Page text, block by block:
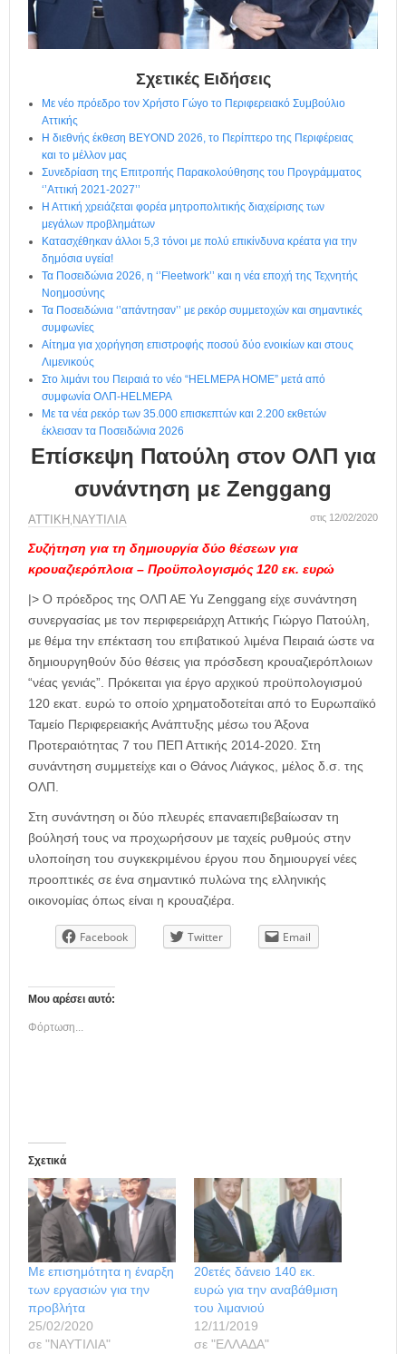
Σχετικές Ειδήσεις
Με νέο πρόεδρο τον Χρήστο Γώγο το Περιφερειακό Συμβούλιο
Αττικής
Η διεθνής έκθεση BEYOND 2026, το Περίπτερο της Περιφέρειας
και το μέλλον μας
Συνεδρίαση της Επιτροπής Παρακολούθησης του Προγράμματος
‘’Αττική 2021-2027’’
Η Αττική χρειάζεται φορέα μητροπολιτικής διαχείρισης των
μεγάλων προβλημάτων
Κατασχέθηκαν άλλοι 5,3 τόνοι με πολύ επικίνδυνα κρέατα για την
δημόσια υγεία!
Τα Ποσειδώνια 2026, η ‘’Fleetwork’’ και η νέα εποχή της Τεχνητής
Νοημοσύνης
Τα Ποσειδώνια ‘’απάντησαν’’ με ρεκόρ συμμετοχών και σημαντικές
συμφωνίες
Αίτημα για χορήγηση επιστροφής ποσού δύο ενοικίων και στους
Λιμενικούς
Στο λιμάνι του Πειραιά το νέο “HELMEPA HOME” μετά από
συμφωνία ΟΛΠ-HELMEPA
Με τα νέα ρεκόρ των 35.000 επισκεπτών και 2.200 εκθετών
έκλεισαν τα Ποσειδώνια 2026
Επίσκεψη Πατούλη στον ΟΛΠ για
συνάντηση με Zenggang
ΑΤΤΙΚΗ , ΝΑΥΤΙΛΙΑ στις 12/02/2020
Συζήτηση για τη δημιουργία δύο θέσεων για
κρουαζιερόπλοια – Προϋπολογισμός 120 εκ. ευρώ
|> Ο πρόεδρος της ΟΛΠ ΑΕ Yu Zenggang είχε συνάντηση
συνεργασίας με τον περιφερειάρχη Αττικής Γιώργο Πατούλη,
με θέμα την επέκταση του επιβατικού λιμένα Πειραιά ώστε να
δημιουργηθούν δύο θέσεις για πρόσδεση κρουαζιερόπλοιων
“νέας γενιάς”. Πρόκειται για έργο αρχικού προϋπολογισμού
120 εκατ. ευρώ το οποίο χρηματοδοτείται από το Ευρωπαϊκό
Ταμείο Περιφερειακής Ανάπτυξης μέσω του Άξονα
Προτεραιότητας 7 του ΠΕΠ Αττικής 2014-2020. Στη
συνάντηση συμμετείχε και ο Θάνος Λιάγκος, μέλος δ.σ. της
ΟΛΠ.
Στη συνάντηση οι δύο πλευρές επαναεπιβεβαίωσαν τη
βούλησή τους να προχωρήσουν με ταχείς ρυθμούς στην
υλοποίηση του συγκεκριμένου έργου που δημιουργεί νέες
προοπτικές σε ένα σημαντικό πυλώνα της ελληνικής
οικονομίας όπως είναι η κρουαζιέρα.
Facebook Twitter Email
Μου αρέσει αυτό:
Φόρτωση...
Σχετικά
Με επισημότητα η έναρξη
των εργασιών για την
προβλήτα
25/02/2020
σε "ΝΑΥΤΙΛΙΑ"
20ετές δάνειο 140 εκ.
ευρώ για την αναβάθμιση
του λιμανιού
12/11/2019
σε "ΕΛΛΑΔΑ"